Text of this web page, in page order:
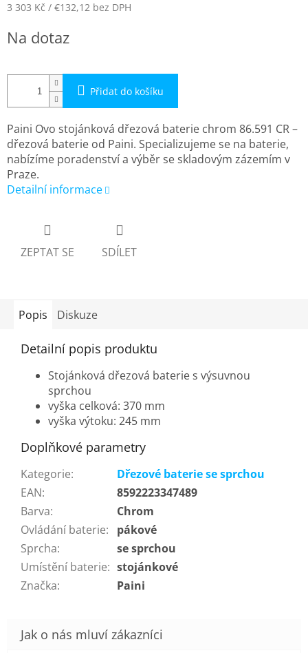
3 303 Kč / €132,12 bez DPH
cena:
Na dotaz
Přidat do košíku
Paini Ovo stojánková dřezová baterie chrom 86.591 CR –
dřezová baterie od Paini. Specializujeme se na baterie,
nabízíme poradenství a výběr se skladovým zázemím v
Praze.
Detailní informace
ZEPTAT SE SDÍLET
Popis Diskuze
Detailní popis produktu
Stojánková dřezová baterie s výsuvnou
sprchou
vyška celková: 370 mm
vyška výtoku: 245 mm
Doplňkové parametry
Kategorie:
Dřezové baterie se sprchou
EAN:
8592223347489
Barva:
Chrom
Ovládání baterie:
pákové
Sprcha:
se sprchou
Umístění baterie: stojánkové
Značka: Paini